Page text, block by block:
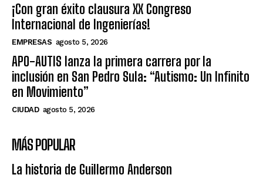
¡Con gran éxito clausura XX Congreso
Internacional de Ingenierías!
EMPRESAS agosto 5, 2026
APO-AUTIS lanza la primera carrera por la
inclusión en San Pedro Sula: “Autismo: Un Infinito
en Movimiento”
CIUDAD agosto 5, 2026
MÁS POPULAR
La historia de Guillermo Anderson